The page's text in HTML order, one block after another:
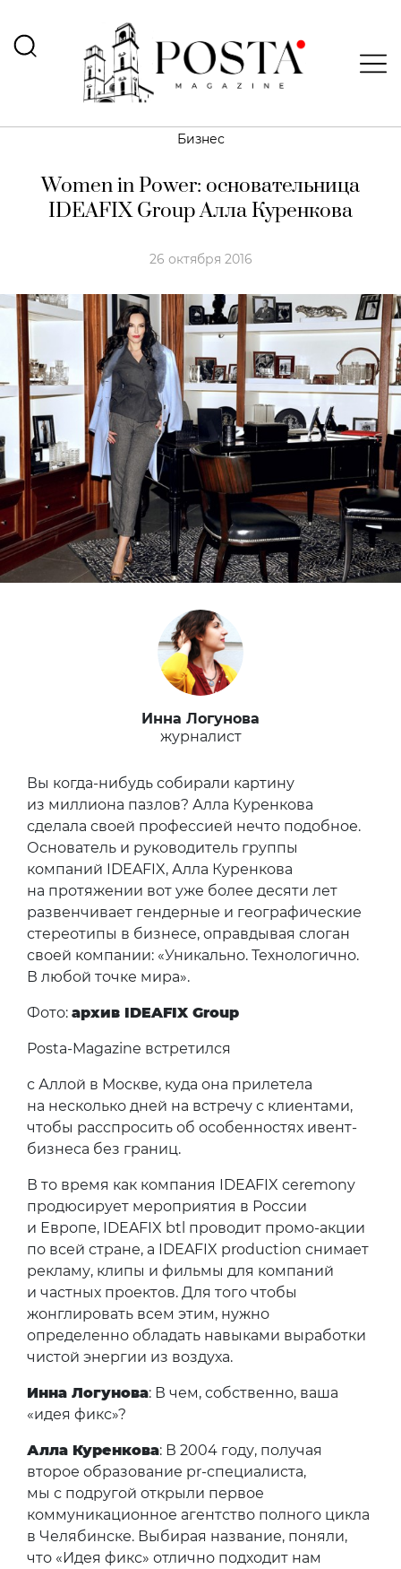
Бизнес
Women in Power: основательница
IDEAFIX Group Алла Куренкова
26 октября 2016
Инна Логунова
журналист
Вы когда-нибудь собирали картину
из миллиона пазлов? Алла Куренкова
сделала своей профессией нечто подобное.
Основатель и руководитель группы
компаний IDEAFIX, Алла Куренкова
на протяжении вот уже более десяти лет
развенчивает гендерные и географические
стереотипы в бизнесе, оправдывая слоган
своей компании: «Уникально. Технологично.
В любой точке мира».
Фото: архив IDEAFIX Group
Posta-Magazine встретился
с Аллой в Москве, куда она прилетела
на несколько дней на встречу с клиентами,
чтобы расспросить об особенностях ивент-
бизнеса без границ.
В то время как компания IDEAFIX ceremony
продюсирует мероприятия в России
и Европе, IDEAFIX btl проводит промо-акции
по всей стране, а IDEAFIX production снимает
рекламу, клипы и фильмы для компаний
и частных проектов. Для того чтобы
жонглировать всем этим, нужно
определенно обладать навыками выработки
чистой энергии из воздуха.
Инна Логунова: В чем, собственно, ваша
«идея фикс»?
Алла Куренкова: В 2004 году, получая
второе образование pr-специалиста,
мы с подругой открыли первое
коммуникационное агентство полного цикла
в Челябинске. Выбирая название, поняли,
что «Идея фикс» отлично подходит нам